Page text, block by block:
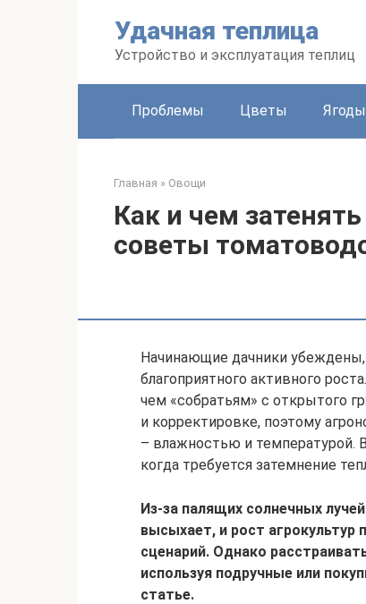
Удачная теплица
Устройство и эксплуатация теплиц
Проблемы Цветы Ягоды
Главная » Овощи
Как и чем
советы
Начинающие дачники убеждены,
благоприятного активного
чем «собратьям» с открытого
и корректировке, поэтому
– влажностью и температурой.
когда требуется затемнение
Из-за палящих солнечных
высыхает, и рост
сценарий. Однако
используя подручные или
статье.